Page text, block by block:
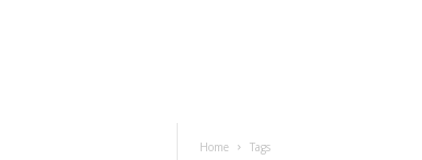
Home Tags